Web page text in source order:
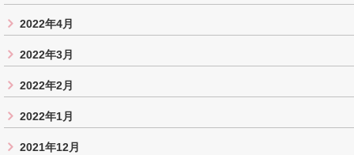
2022年4月
2022年3月
2022年2月
2022年1月
2021年12月